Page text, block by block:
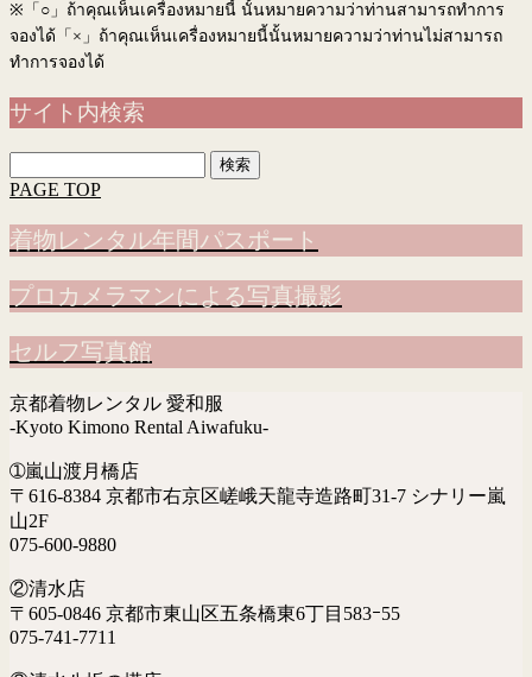
※ 「○」ถ้าคุณเห็นเครื่องหมายนี้ นั้นหมายความว่าท่านสามารถทำการ
จองได้「×」ถ้าคุณเห็นเครื่องหมายนี้นั้นหมายความว่าท่านไม่สามารถ
ทำการจองได้
サイト内検索
索:
PAGE TOP
着物レンタル年間パスポート
プロカメラマンによる写真撮影
セルフ写真館
京都着物レンタル 愛和服
-Kyoto Kimono Rental Aiwafuku-
➀嵐山渡月橋店
〒616-8384 京都市右京区嵯峨天龍寺造路町31-7 シナリー嵐
山2F
075-600-9880
②清水店
〒605-0846 京都市東山区五条橋東6丁目583ｰ55
075-741-7711